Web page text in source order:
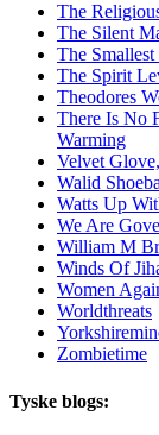
The
The Silent
The
The Spirit
Theodores
There Is No
Warming
Velvet
Walid
Watts Up
We Are
William M
Winds Of
Women
Worldthreats
Zombietime
Tyske blogs: